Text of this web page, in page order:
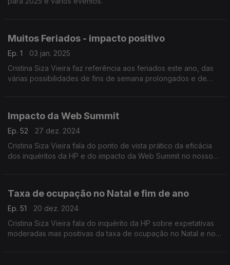
Muitos Feriados - impacto positivo
Ep. 1
03 jan. 2025
Cristina Siza Vieira faz referência aos feriados este ano, das
várias possibilidades de fins de semana prolongados e de
Impacto da Web Summit
Ep. 52
27 dez. 2024
Cristina Siza Vieira fala do ponto de vista prático da eficácia
dos inquéritos da HP e do impacto da Web Summit no nosso
Taxa de ocupação no Natal e fim de ano
Ep. 51
20 dez. 2024
Cristina Siza Vieira fala do inquérito da HP sobre expetativas
moderadas mas positivas da taxa de ocupação no Natal e no